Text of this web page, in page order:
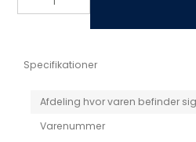
Specifikationer
Afdeling hvor varen befinder sig
Varenummer